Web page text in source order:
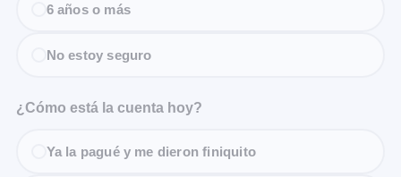
6 años o más
No estoy seguro
¿Cómo está la cuenta hoy?
Ya la pagué y me dieron finiquito